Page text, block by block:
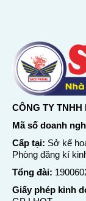
CÔNG TY
Mã số doanh
Cấp tại: Sở kế
Phòng đăng kí
Tổng đài:
Giấy phép kinh